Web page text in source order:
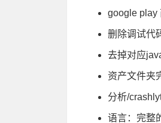
google play
删除调试代
去掉对应
资产文件夹
分析/
语言：完整